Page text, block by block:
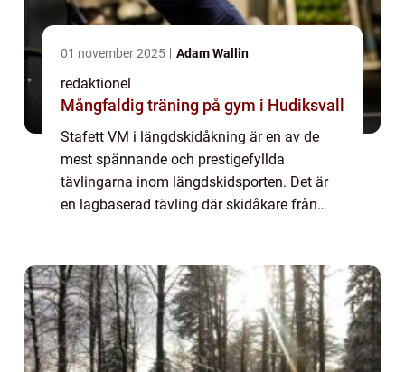
01 november 2025 Adam Wallin
redaktionel
Mångfaldig träning på gym i Hudiksvall
Stafett VM i längdskidåkning är en av de
mest spännande och prestigefyllda
tävlingarna inom längdskidsporten. Det är
en lagbaserad tävling där skidåkare från
överförs en...